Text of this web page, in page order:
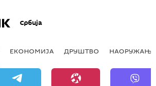
Србија
ЕКОНОМИЈА ДРУШТВО НАОРУЖАЊЕ